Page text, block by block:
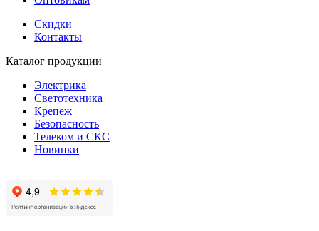
Скидки
Контакты
Каталог продукции
Электрика
Светотехника
Крепеж
Безопасность
Телеком и СКС
Новинки